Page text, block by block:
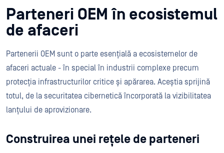
Parteneri OEM în ecosistemul
de afaceri
Partenerii OEM sunt o parte esențială a ecosistemelor de
afaceri actuale - în special în industrii complexe precum
protecția infrastructurilor critice și apărarea. Aceștia sprijină
totul, de la securitatea cibernetică încorporată la vizibilitatea
lanțului de aprovizionare.
Construirea unei rețele de parteneri